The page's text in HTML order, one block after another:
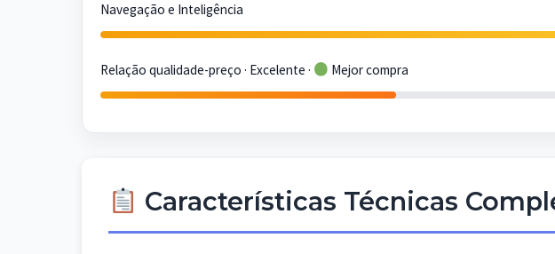
Navegação e Inteligência
Relação qualidade-preço · Excelente · Mejor compra
Características Técnicas